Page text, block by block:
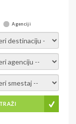
Agenciji
-
-
smestaj -
TRAŽI